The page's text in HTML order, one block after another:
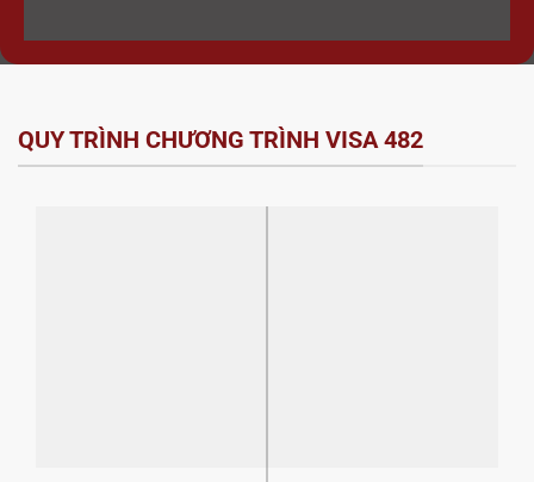
QUY TRÌNH CHƯƠNG TRÌNH VISA 482